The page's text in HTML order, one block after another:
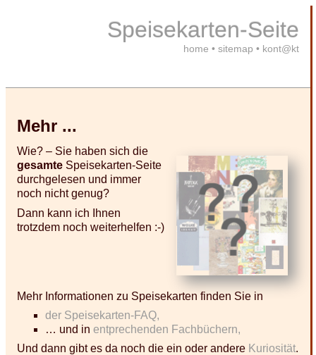
Speisekarten-Seite
home • sitemap • kont@kt
Mehr ...
Wie? – Sie haben sich die
gesamte Speisekarten-Seite
durchgelesen und immer
noch nicht genug?
Dann kann ich Ihnen
trotzdem noch weiterhelfen :-)
Mehr Informationen zu Speisekarten finden Sie in
der Speisekarten-FAQ,
… und in entprechenden Fachbüchern,
Und dann gibt es da noch die ein oder andere Kuriosität.